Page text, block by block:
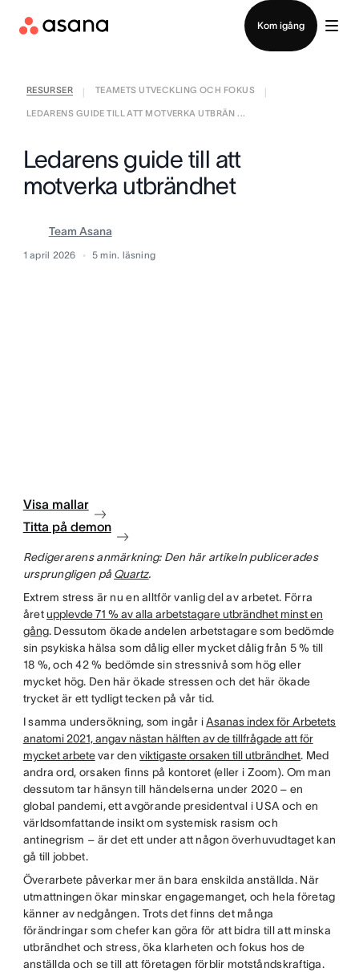
Kom igång
RESURSER TEAMETS UTVECKLING OCH FOKUS
LEDARENS GUIDE TILL ATT MOTVERKA UTBRÄN ...
Ledarens guide till att
motverka utbrändhet
Team Asana
1 april 2026 5 min. läsning
Visa mallar
Titta på demon
Redigerarens anmärkning: Den här artikeln publicerades
ursprungligen på Quartz.
Extrem stress är nu en alltför vanlig del av arbetet. Förra
åretupplevde 71 % av alla arbetstagare utbrändhet minst en
gång. Dessutom ökade andelen arbetstagare som bedömde
sin psykiska hälsa som dålig eller mycket dålig från 5 % till
18 %, och 42 % bedömde sin stressnivå som hög eller
mycket hög. Den här ökade stressen och det här ökade
trycket är ett tydligt tecken på vår tid.
I samma undersökning, som ingår iAsanas index för Arbetets
anatomi 2021, angav nästan hälften av de tillfrågade att för
mycket arbetevar denviktigaste orsaken till utbrändhet. Med
andra ord, orsaken finns på kontoret (eller i Zoom). Om man
dessutom tar hänsyn till händelserna under 2020 – en
global pandemi, ett avgörande presidentval i USA och en
världsomfattande insikt om systemisk rasism och
antinegrism – är det ett under att någon överhuvudtaget kan
gå till jobbet.
Överarbete påverkar mer än bara enskilda anställda. När
utmattningen ökar minskar engagemanget, och hela företag
känner av nedgången. Trots det finns det många
förändringar som chefer kan göra för att bidra till att minska
utbrändhet och stress, öka klarheten och fokus hos de
anställda och se till att företagen förblir motståndskraftiga.